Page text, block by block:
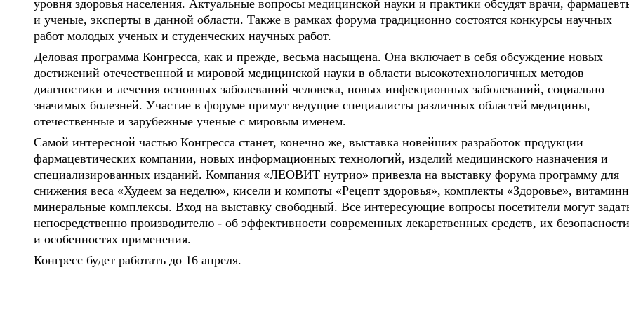
уровня здоровья населения. Актуальные вопросы медицинской науки и практики обсудят врачи,
и ученые, эксперты в данной области. Также в рамках форума традиционно состоятся конкурсы научных
работ молодых ученых и студенческих научных работ.
Деловая программа Конгресса, как и прежде, весьма насыщена. Она включает в себя обсуждение новых
достижений отечественной и мировой медицинской науки в области высокотехнологичных методов
диагностики и лечения основных заболеваний человека, новых инфекционных заболеваний, социально
значимых болезней. Участие в форуме примут ведущие специалисты различных областей медицины,
отечественные и зарубежные ученые с мировым именем.
Самой интересной частью Конгресса станет, конечно же, выставка новейших разработок продукции
фармацевтических компании, новых информационных технологий, изделий медицинского назначения и
специализированных изданий. Компания «ЛЕОВИТ нутрио» привезла на выставку форума программу для
снижения веса «Худеем за неделю», кисели и компоты «Рецепт здоровья», комплекты «Здоровье»,
минеральные комплексы. Вход на выставку свободный. Все интересующие вопросы посетители могут
непосредственно производителю - об эффективности современных лекарственных средств, их безопасности
и особенностях применения.
Конгресс будет работать до 16 апреля.